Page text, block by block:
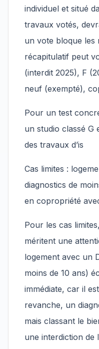
individuel et situé
travaux votés,
un vote bloque les
récapitulatif peut
(interdit 2025), F
neuf (exempté),
Pour un test
un studio classé G
des travaux d’is
Cas limites :
diagnostics de
en copropriété
Pour les cas
méritent une
logement avec un
moins de 10 ans)
immédiate, car il
revanche, un
mais classant le
une interdiction de